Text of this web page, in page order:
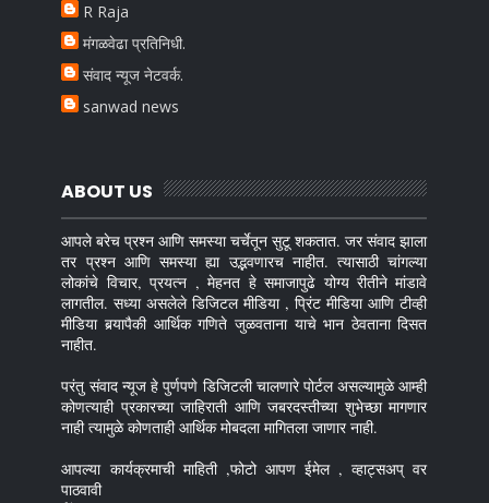
R Raja
मंगळवेढा प्रतिनिधी.
संवाद न्यूज नेटवर्क.
sanwad news
ABOUT US
आपले बरेच प्रश्न आणि समस्या चर्चेतून सुटू शकतात. जर संवाद झाला
तर प्रश्न आणि समस्या ह्या उद्भवणारच नाहीत. त्यासाठी चांगल्या
लोकांचे विचार, प्रयत्न , मेहनत हे समाजापुढे योग्य रीतीने मांडावे
लागतील. सध्या असलेले डिजिटल मीडिया , प्रिंट मीडिया आणि टीव्ही
मीडिया बर्‍यापैकी आर्थिक गणिते जुळवताना याचे भान ठेवताना दिसत
नाहीत.
परंतु संवाद न्यूज हे पुर्णपणे डिजिटली चालणारे पोर्टल असल्यामुळे आम्ही
कोणत्याही प्रकारच्या जाहिराती आणि जबरदस्तीच्या शुभेच्छा मागणार
नाही त्यामुळे कोणताही आर्थिक मोबदला मागितला जाणार नाही.
आपल्या कार्यक्रमाची माहिती ,फोटो आपण ईमेल , व्हाट्सअप् वर
पाठवावी